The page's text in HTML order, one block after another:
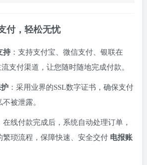
付，轻松无忧
持：支持支付宝、微信支付、银联在
支付渠道，让您随时随地完成付款。
：采用业界的SSL数字证书，确保支付
被泄露。
在线付款完成后，系统自动处理订单，
繁琐流程，保障快速、安全交付 电报账